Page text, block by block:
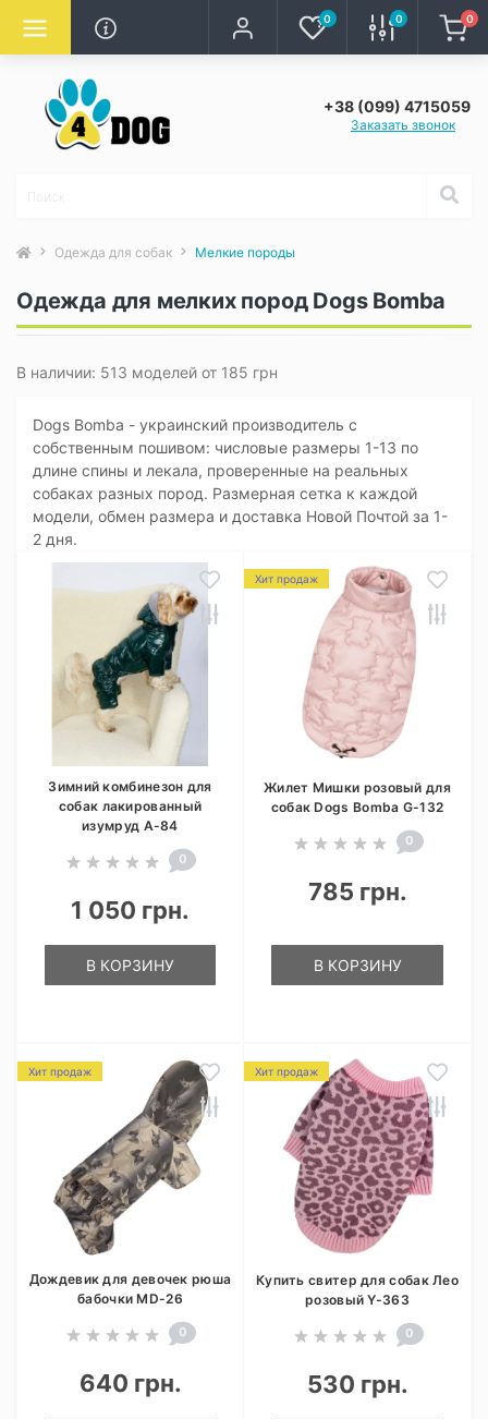
0 0 0
+38 (099) 4715059
Заказать звонок
Одежда для собак Мелкие породы
Одежда для мелких пород Dogs Bomba
В наличии: 513 моделей от 185 грн
Dogs Bomba - украинский производитель с
собственным пошивом: числовые размеры 1-13 по
длине спины и лекала, проверенные на реальных
собаках разных пород. Размерная сетка к каждой
модели, обмен размера и доставка Новой Почтой за 1-
2 дня.
Зимний комбинезон для
собак лакированный
изумруд A-84
0
1 050 грн.
В КОРЗИНУ
Хит продаж
Жилет Мишки розовый для
собак Dogs Bomba G-132
0
785 грн.
В КОРЗИНУ
Хит продаж
Дождевик для девочек рюша
бабочки MD-26
0
640 грн.
Хит продаж
Купить свитер для собак Лео
розовый Y-363
0
530 грн.